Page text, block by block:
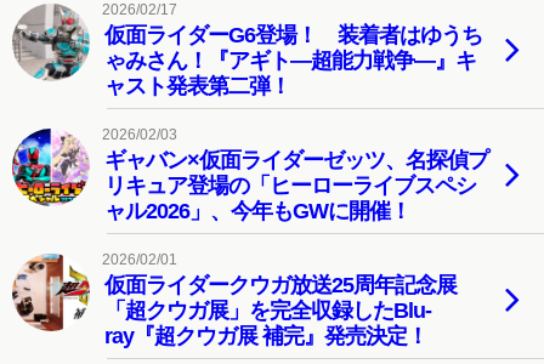
2026/02/17
仮面ライダーG6登場！ 装着者はゆうち
ゃみさん！『アギト―超能力戦争―』キ
ャスト発表第二弾！
2026/02/03
ギャバン×仮面ライダーゼッツ、名探偵プ
リキュア登場の「ヒーローライブスペシ
ャル2026」、今年もGWに開催！
2026/02/01
仮面ライダークウガ放送25周年記念展
「超クウガ展」を完全収録したBlu-
ray『超クウガ展 補完』発売決定！